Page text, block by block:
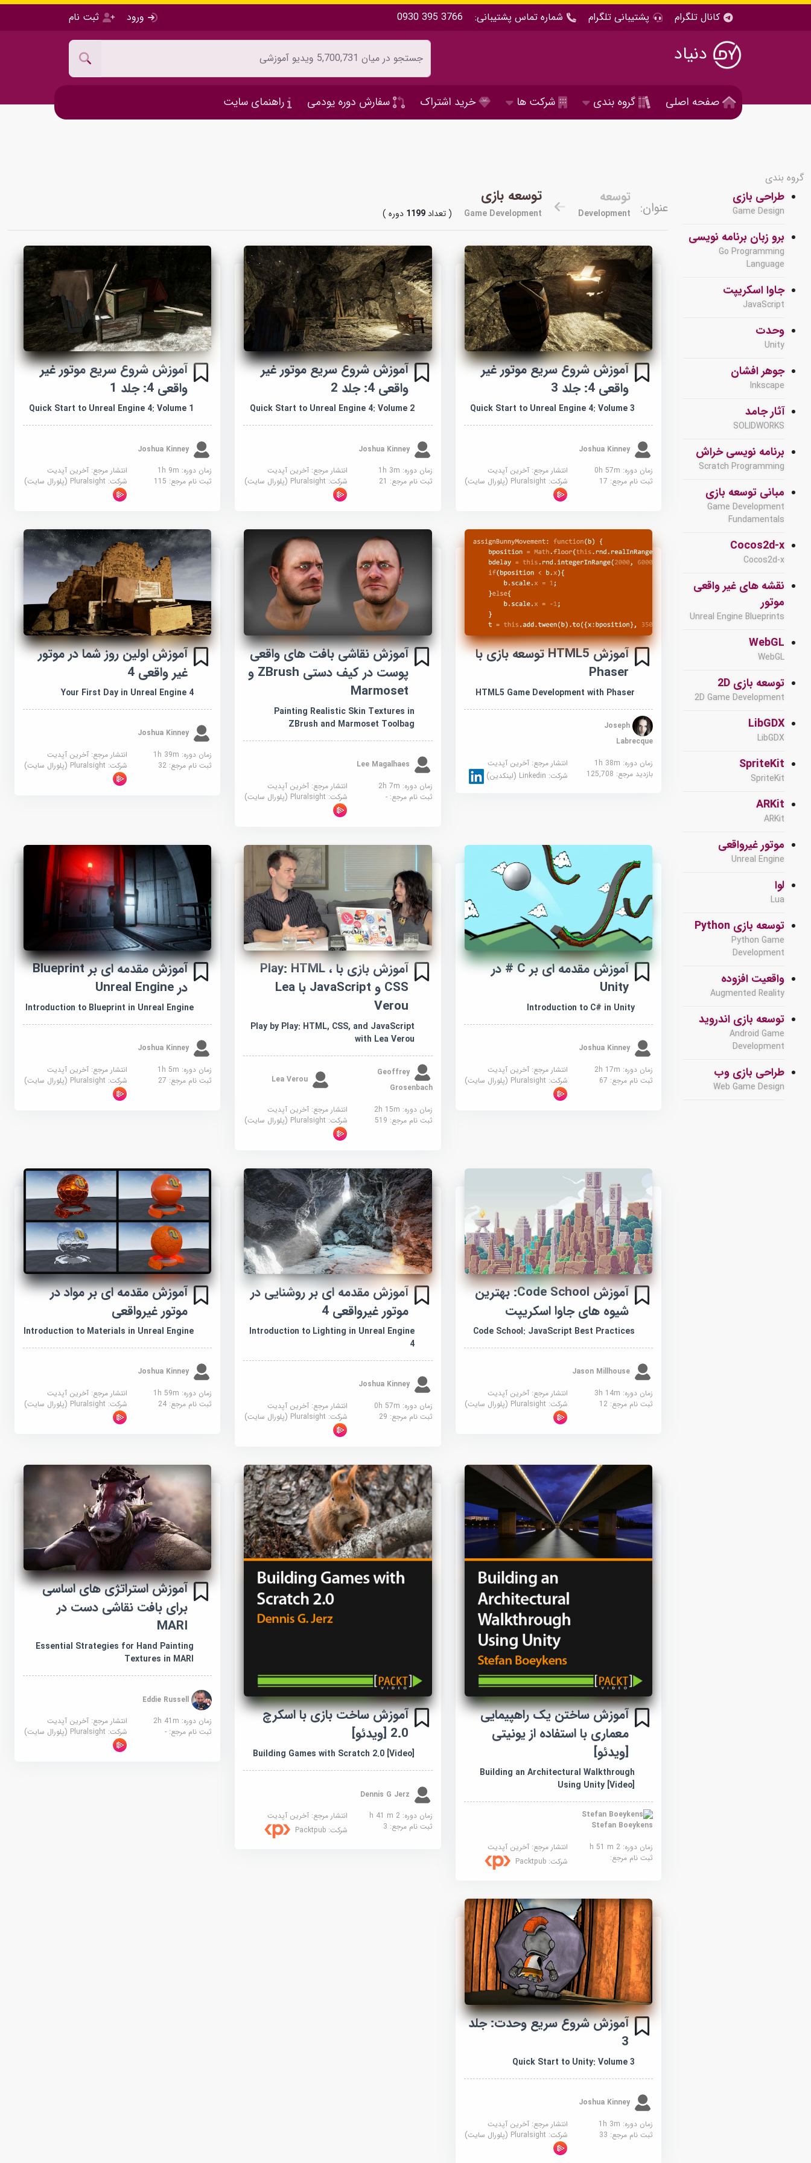
کانال تلگرام پشتیبانی تلگرام شماره تماس پشتیبانی: 0930 395 3766 ورود ثبت نام
دنیاد
صفحه اصلی گروه بندی شرکت ها خرید اشتراک سفارش دوره یودمی راهنمای سایت
گروه بندی
طراحی بازی
Game Design
برو زبان برنامه نویسی
Go Programming
Language
جاوا اسکریپت
JavaScript
وحدت
Unity
جوهر افشان
Inkscape
آثار جامد
SOLIDWORKS
برنامه نویسی خراش
Scratch Programming
مبانی توسعه بازی
Game Development
Fundamentals
Cocos2d-x
Cocos2d-x
نقشه های غیر واقعی
موتور
Unreal Engine Blueprints
WebGL
WebGL
توسعه بازی 2D
2D Game Development
LibGDX
LibGDX
SpriteKit
SpriteKit
ARKit
ARKit
موتور غیرواقعی
Unreal Engine
لوا
Lua
توسعه بازی Python
Python Game
Development
واقعیت افزوده
Augmented Reality
توسعه بازی اندروید
Android Game
Development
طراحی بازی وب
Web Game Design
عنوان:
توسعه
Development
توسعه بازی
Game Development ( تعداد1199 دوره )
آموزش شروع سریع موتور غیر
واقعی 4: جلد 3
Quick Start to Unreal Engine 4: Volume 3
زمان دوره: 0h 57m
انتشار مرجع: آخرین آپدیت
ثبت نام مرجع: 17 شرکت: Pluralsight (پلورال سایت)
آموزش شروع سریع موتور غیر
واقعی 4: جلد 2
Quick Start to Unreal Engine 4: Volume 2
Joshua Kinney
زمان دوره: 1h 3m
انتشار مرجع: آخرین آپدیت
ثبت نام مرجع: 21 شرکت: Pluralsight (پلورال سایت)
آموزش شروع سریع موتور غیر
واقعی 4: جلد 1
Quick Start to Unreal Engine 4: Volume 1
زمان دوره: 1h 9m
انتشار مرجع:آخرین آپدیت
ثبت نام مرجع: 115 شرکت: Pluralsight (پلورال سایت)
آموزش HTML5 توسعه بازی با
Phaser
HTML5 Game Development with Phaser
Joseph
Labrecque
زمان دوره: 1h 38m
انتشار مرجع: آخرین آپدیت
بازدید مرجع: 125,708 شرکت: Linkedin (لینکدین)
آموزش نقاشی بافت های واقعی
پوست در کیف دستی ZBrush و
Marmoset
Painting Realistic Skin Textures in
ZBrush and Marmoset Toolbag
زمان دوره: 2h 7m
انتشار مرجع: آخرین آپدیت
ثبت نام مرجع:- شرکت: Pluralsight (پلورال سایت)
آموزش اولین روز شما در موتور
غیر واقعی 4
Your First Day in Unreal Engine 4
زمان دوره: 1h 39m
انتشار مرجع:آخرین آپدیت
ثبت نام مرجع: 32 شرکت: Pluralsight (پلورال سایت)
آموزش مقدمه ای بر C # در
Unity
Introduction to C# in Unity
زمان دوره: 2h 17m
انتشار مرجع: آخرین آپدیت
ثبت نام مرجع: 67 شرکت: Pluralsight (پلورال سایت)
آموزش بازی با Play: HTML ،
CSS و JavaScript با Lea
Verou
Play by Play: HTML, CSS, and JavaScript
with Lea Verou
Geoffrey
Grosenbach
زمان دوره: 2h 15m انتشار مرجع: آخرین آپدیت
ثبت نام مرجع: 519 شرکت: Pluralsight (پلورال سایت)
آموزش مقدمه ای بر Blueprint
در Unreal Engine
Introduction to Blueprint in Unreal Engine
زمان دوره: 1h 5m
انتشار مرجع:آخرین آپدیت
ثبت نام مرجع: 27 شرکت: Pluralsight (پلورال سایت)
آموزش Code School: بهترین
شیوه های جاوا اسکریپت
Code School: JavaScript Best Practices
زمان دوره: 3h 14m
انتشار مرجع: آخرین آپدیت
ثبت نام مرجع: 12 شرکت: Pluralsight (پلورال سایت)
آموزش مقدمه ای بر روشنایی در
موتور غیرواقعی 4
Introduction to Lighting in Unreal Engine
4
Joshua Kinney
زمان دوره: 0h 57m
انتشار مرجع: آخرین آپدیت
ثبت نام مرجع: 29 شرکت: Pluralsight (پلورال سایت)
آموزش مقدمه ای بر مواد در
موتور غیرواقعی
Introduction to Materials in Unreal Engine
زمان دوره: 1h 59m
انتشار مرجع:آخرین آپدیت
ثبت نام مرجع: 24 شرکت: Pluralsight (پلورال سایت)
آموزش ساختن یک راهپیمایی
معماری با استفاده از یونیتی
[ویدئو]
Building an Architectural Walkthrough
Using Unity [Video]
Stefan Boeykens
زمان دوره: 2 h 51 m
انتشار مرجع: آخرین آپدیت
ثبت نام مرجع:
شرکت: Packtpub
آموزش ساخت بازی با اسکرچ
2.0 [ویدئو]
Building Games with Scratch 2.0 [Video]
زمان دوره: 2 h 41 m
انتشار مرجع: آخرین آپدیت
ثبت نام مرجع: 3 شرکت: Packtpub
آموزش استراتژی های اساسی
برای بافت نقاشی دست در
MARI
Essential Strategies for Hand Painting
Textures in MARI
Eddie Russell
زمان دوره: 2h 41m
انتشار مرجع:آخرین آپدیت
ثبت نام مرجع: - شرکت: Pluralsight (پلورال سایت)
آموزش شروع سریع وحدت: جلد
3
Quick Start to Unity: Volume 3
زمان دوره: 1h 3m
انتشار مرجع: آخرین آپدیت
ثبت نام مرجع: 33 شرکت: Pluralsight (پلورال سایت)